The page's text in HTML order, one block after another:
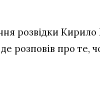
розвідки Кирило
де розповів про те,